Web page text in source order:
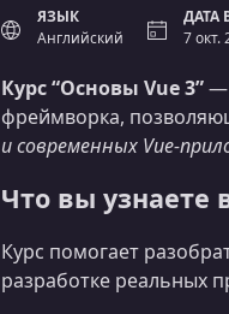
ЯЗЫК
Английский
ДАТА
7 окт.
Курс “Основы Vue 3”—
фреймворка,
и современных
Что вы узнаете
Курс помогает
разработке реальных